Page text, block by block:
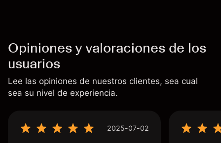
Opiniones y valoraciones de los
usuarios
Lee las opiniones de nuestros clientes, sea cual
sea su nivel de experiencia.
2025-07-02